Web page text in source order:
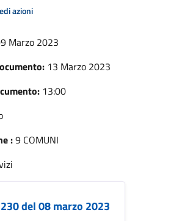
azioni
Marzo 2023
13 Marzo 2023
13:00
:9 COMUNI
del 08 marzo 2023